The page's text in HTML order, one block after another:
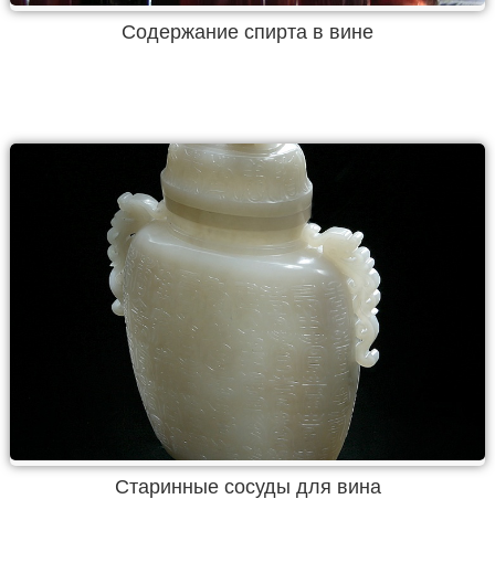
Содержание спирта в вине
Старинные сосуды для вина